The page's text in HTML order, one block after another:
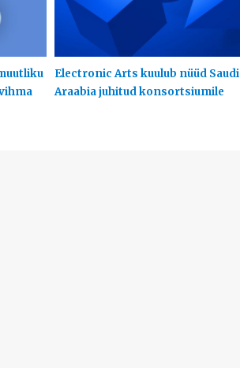
Electronic Arts kuulub nüüd Saudi
Araabia juhitud konsortsiumile